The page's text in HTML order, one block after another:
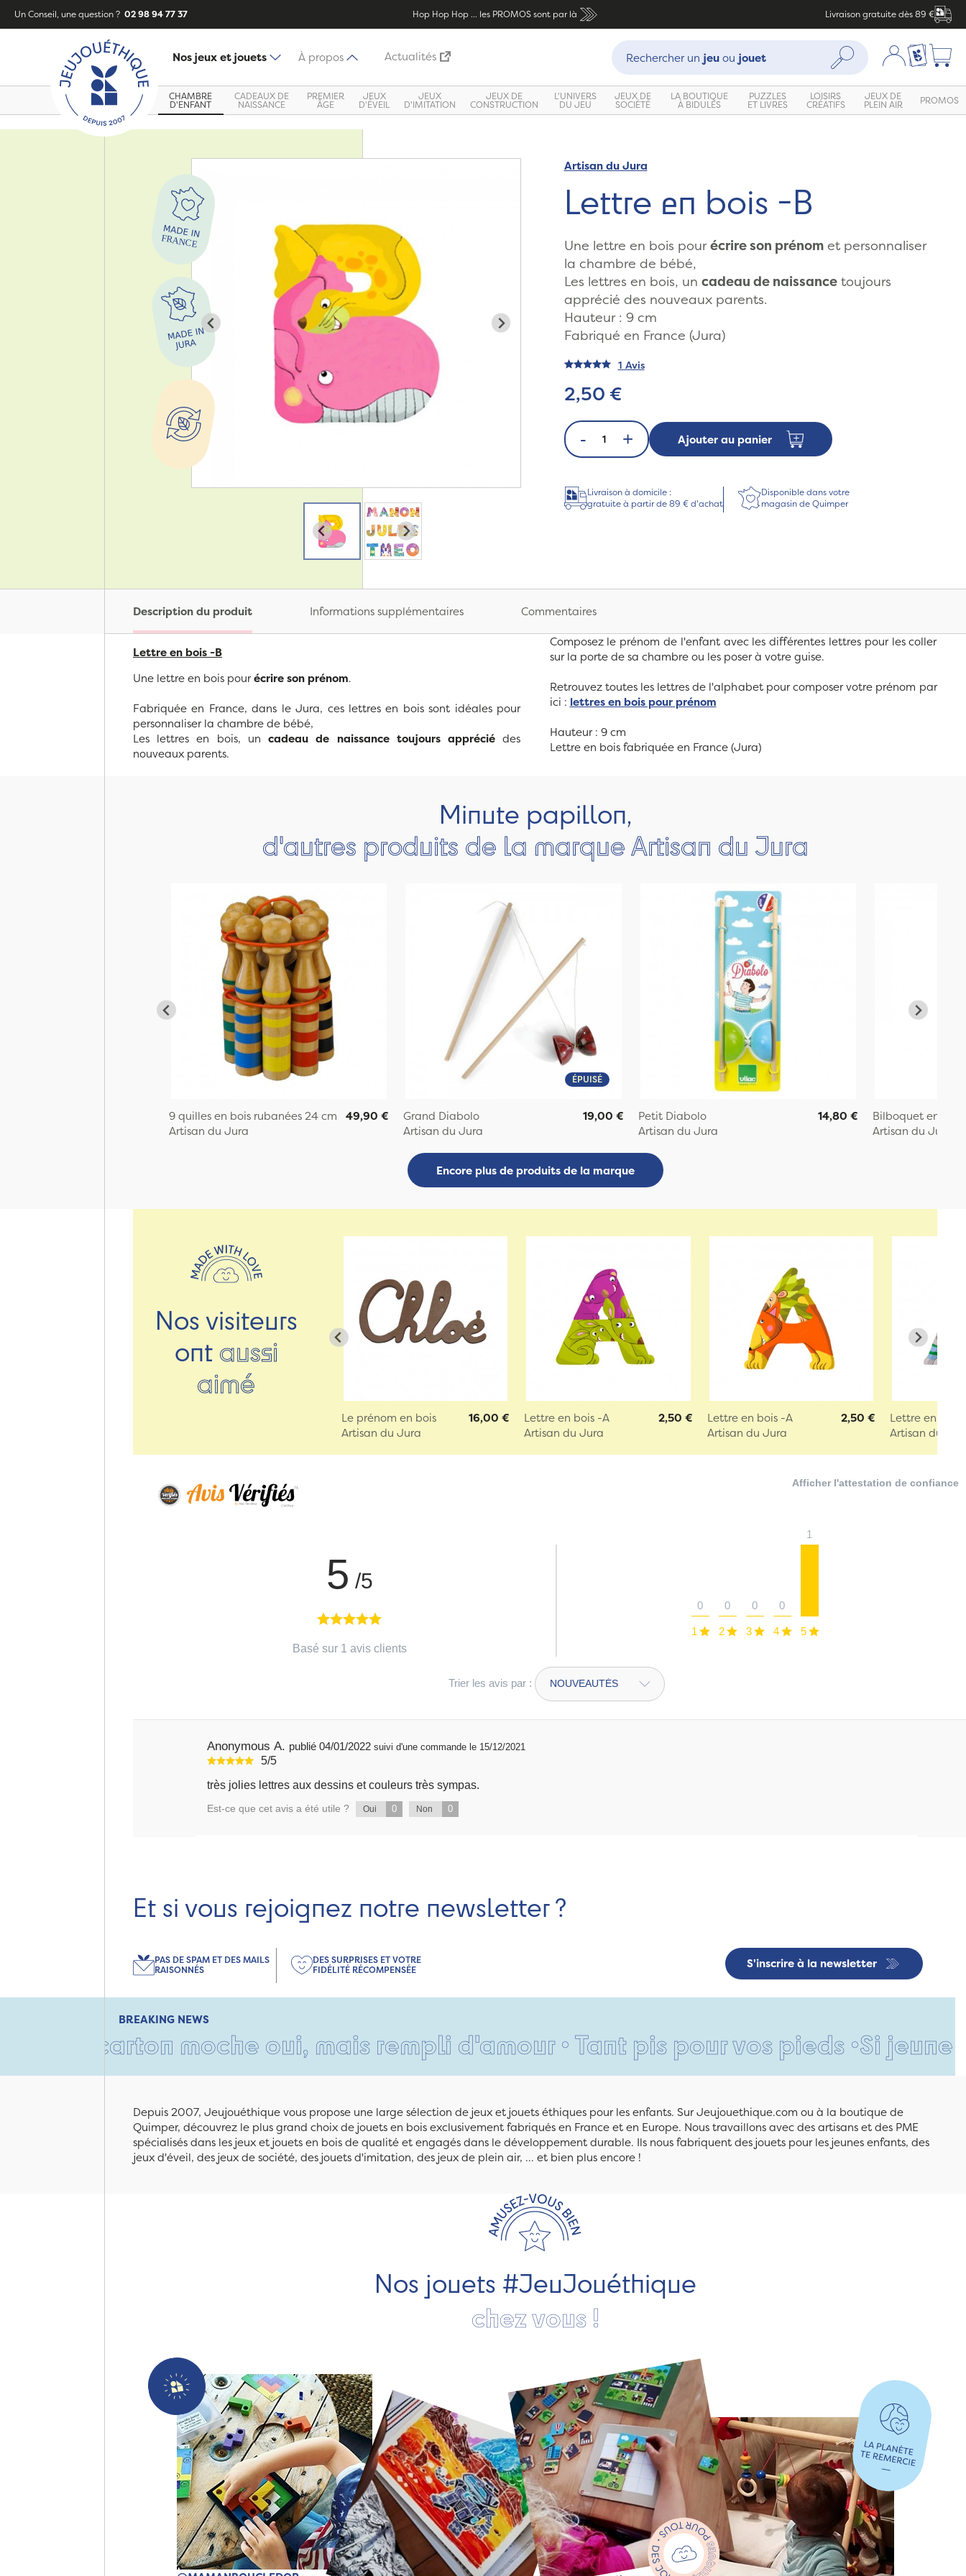
Un Conseil, une question ? 02 98 94 77 37 Hop Hop Hop ... les PROMOS sont par là Livraison gratuite dès 89 €
Nos jeux et jouets À propos Actualités
Recherche :
Rechercher un jeuou jouet Rechercher Mon compte
Ma liste
CHAMBRE
D'ENFANT
CADEAUX DE
NAISSANCE
PREMIER
ÂGE
JEUX
D'ÉVEIL
JEUX
D'IMITATION
JEUX DE
CONSTRUCTION
L'UNIVERS
DU JEU
JEUX DE
SOCIÉTÉ
LA BOUTIQUE
À BIDULES
PUZZLES
ET LIVRES
LOISIRS
CRÉATIFS
JEUX DE
PLEIN AIR PROMOS
ZoomArtisan du Jura
Lettre en bois -B
Une lettre en bois pourécrire son prénomet personnaliser
la chambre de bébé,
Les lettres en bois, un cadeau de naissancetoujours
apprécié des nouveaux parents.
Hauteur : 9 cm
Fabriqué en France (Jura)
1 Avis
2,50 €
- + Ajouter au panier
Livraison à domicile :
gratuite à partir de 89 € d'achat
Disponible dans votre
magasin de Quimper
Description du produit Informations supplémentaires Commentaires
Lettre en bois -B
Une lettre en bois pourécrire son prénom.
Fabriquée en France, dans le Jura, ces lettres en bois sont idéales pour
personnaliser la chambre de bébé,
Les lettres en bois, un cadeau de naissance toujours apprécié des
nouveaux parents.
Composez le prénom de l'enfant avec les différentes lettres pour les coller
sur la porte de sa chambre ou les poser à votre guise.
Retrouvez toutes les lettres de l'alphabet pour composer votre prénom par
ici : lettres en bois pour prénom
Hauteur : 9 cm
Lettre en bois fabriquée en France (Jura)
Minute papillon,
d'autres produits de la marque Artisan du Jura
9 quilles en bois rubanées 24 cm
Artisan du Jura
49,90 €
ÉPUISÉ
Grand Diabolo
Artisan du Jura
19,00 €
Petit Diabolo
Artisan du Jura
14,80 €
Bilboquet en
Artisan du Jura
Encore plus de produits de la marque
Nos visiteurs
ont aussi
aimé
Le prénom en bois
Artisan du Jura
16,00 €
Lettre en bois -A
Artisan du Jura
2,50 €
Lettre en bois -A
Artisan du Jura
2,50 €
Lettre en bois
Artisan du
Afficher l'attestation de confiance
5 /5
Basé sur 1 avis clients
1
0
2
0
3
0
4
0
5
1
Trier les avis par :
Anonymous A. publié 04/01/2022suivi d'une commande le 15/12/2021
5/5
très jolies lettres aux dessins et couleurs très sympas.
Est-ce que cet avis a été utile ? Oui 0 Non 0
Et si vous rejoignez notre newsletter ?
S'inscrire à la newsletter
PAS DE SPAM ET DES MAILS
RAISONNÉS
DES SURPRISES ET VOTRE
FIDÉLITÉ RÉCOMPENSÉE
BREAKING NEWS
moche oui, mais rempli d'amour • Tant pis pour vos pieds • Si jeune et
Depuis 2007, Jeujouéthique vous propose une large sélection de jeux et jouets éthiques pour les enfants. Sur Jeujouethique.com ou à la boutique de
Quimper, découvrez le plus grand choix de jouets en bois exclusivement fabriqués en France et en Europe. Nous travaillons avec des artisans et des PME
spécialisés dans les jeux et jouets en bois de qualité et engagés dans le développement durable. Ils nous fabriquent des jouets pour les jeunes enfants, des
jeux d'éveil, des jeux de société, des jouets d'imitation, des jeux de plein air, ... et bien plus encore !
Nos jouets #JeuJouéthique
chez vous !